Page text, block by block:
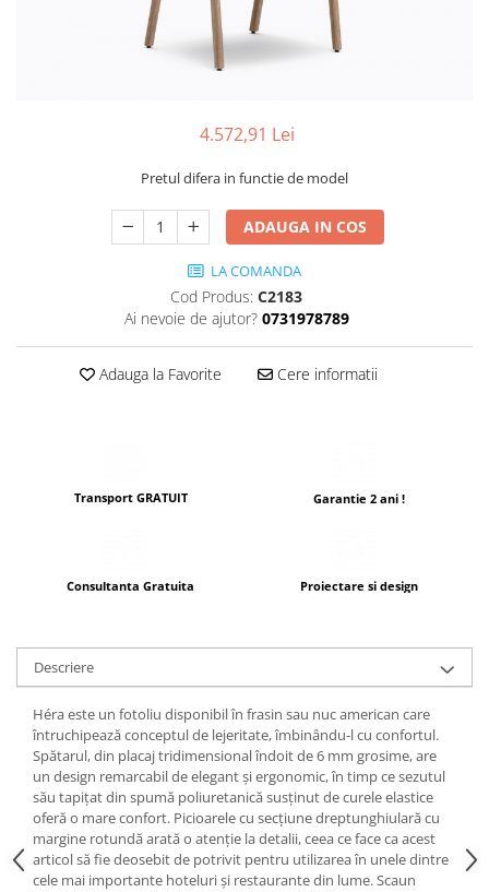
4.572,91 Lei
Pretul difera in functie de model
ADAUGA IN COS
LA COMANDA
Cod Produs: C2183
Ai nevoie de ajutor? 0731978789
Adauga la Favorite Cere informatii
Transport GRATUIT Garantie 2 ani !
Consultanta Gratuita Proiectare si design
Descriere
Héra este un fotoliu disponibil în frasin sau nuc american care
întruchipează conceptul de lejeritate, îmbinându-l cu confortul.
Spătarul, din placaj tridimensional îndoit de 6 mm grosime, are
un design remarcabil de elegant și ergonomic, în timp ce sezutul
său tapițat din spumă poliuretanică susținut de curele elastice
oferă o mare confort. Picioarele cu secțiune dreptunghiulară cu
margine rotundă arată o atenție la detalii, ceea ce face ca acest
articol să fie deosebit de potrivit pentru utilizarea în unele dintre
cele mai importante hoteluri și restaurante din lume. Scaun